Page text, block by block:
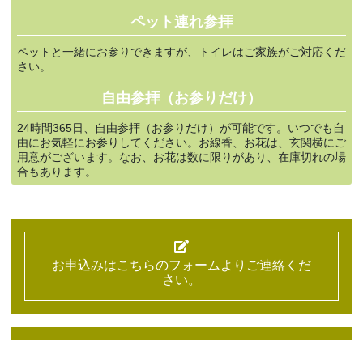
ペット連れ参拝
ペットと一緒にお参りできますが、トイレはご家族がご対応くだ
さい。
自由参拝（お参りだけ）
24時間365日、自由参拝（お参りだけ）が可能です。いつでも自
由にお気軽にお参りしてください。お線香、お花は、玄関横にご
用意がございます。なお、お花は数に限りがあり、在庫切れの場
合もあります。
お申込みはこちらのフォームよりご連絡くだ
さい。